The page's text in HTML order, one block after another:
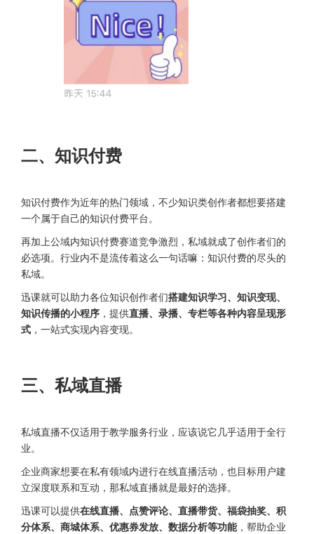
二、知识付费
知识付费作为近年的热门领域，不少知识类创作者都想要搭建
一个属于自己的知识付费平台。
再加上公域内知识付费赛道竞争激烈，私域就成了创作者们的
必选项。行业内不是流传着这么一句话嘛：知识付费的尽头的
私域。
迅课就可以助力各位知识创作者们搭建知识学习、知识变现、
知识传播的小程序 ，提供直播、录播、专栏等各种内容呈现形
式 ，一站式实现内容变现。
三、私域直播
私域直播不仅适用于教学服务行业，应该说它几乎适用于全行
业。
企业商家想要在私有领域内进行在线直播活动，也目标用户建
立深度联系和互动，那私域直播就是最好的选择。
迅课可以提供在线直播、点赞评论、直播带货、福袋抽奖、积
分体系、商城体系、优惠券发放、数据分析等功能，帮助企业